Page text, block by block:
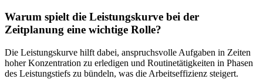
Warum spielt die Leistungskurve bei der
Zeitplanung eine wichtige Rolle?
Die Leistungskurve hilft dabei, anspruchsvolle Aufgaben in Zeiten
hoher Konzentration zu erledigen und Routinetätigkeiten in Phasen
des Leistungstiefs zu bündeln, was die Arbeitseffizienz steigert.